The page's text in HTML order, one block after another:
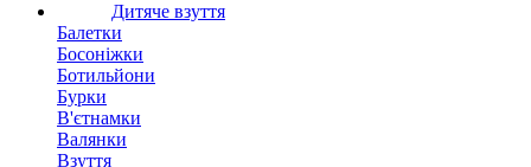
Дитяче взуття
Балетки
Босоніжки
Ботильйони
Бурки
В'єтнамки
Валянки
Взуття